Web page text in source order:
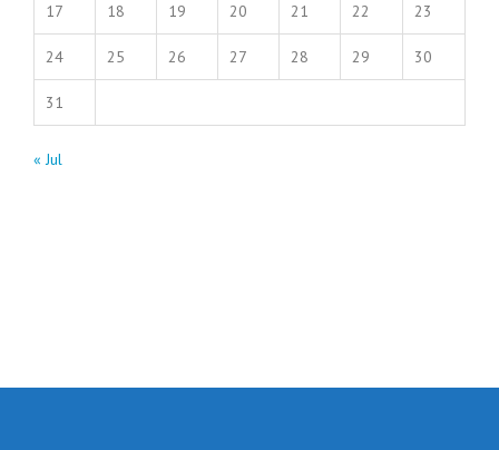
17 18 19 20 21 22 23
24 25 26 27 28 29 30
31
« Jul